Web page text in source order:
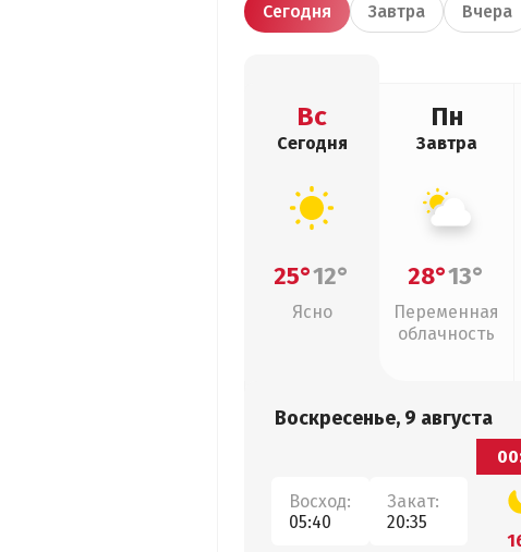
Сегодня Завтра Вчера
Вс
Сегодня
25°12°
Ясно
Пн
Завтра
28°13°
Переменная
облачность
Воскресенье, 9 августа
Восход:
05:40
Закат:
20:35